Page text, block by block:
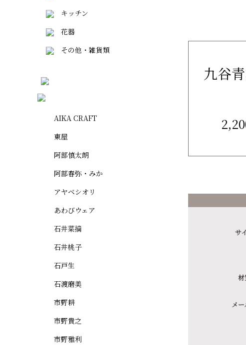
九谷
サ
材
メ
キッチン
花器
その他・雑貨類
AIKA CRAFT
東屋
阿部慎太朗
阿部春弥・みか
アヤベシオリ
あわびウェア
石井菜摘
石井桃子
石戸生
石渡磨美
市野耕
市野貴之
市野雅利